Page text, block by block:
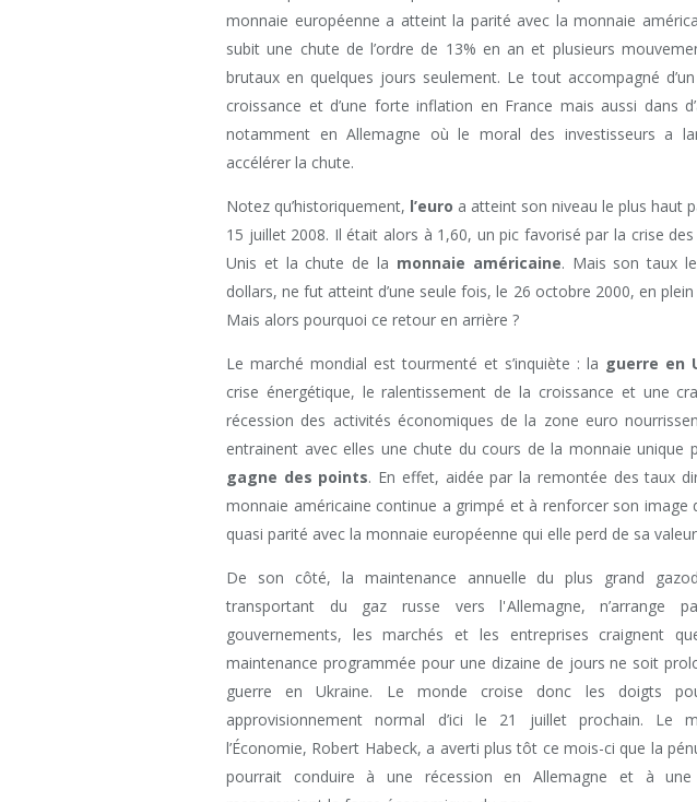
monnaie européenne a atteint la parité avec la monnaie
subit une chute de l’ordre de 13% en an et plusieurs
brutaux en quelques jours seulement. Le tout accompagné
croissance et d’une forte inflation en France mais aussi dans
notamment en Allemagne où le moral des investisseurs a
accélérer la chute.
Notez qu’historiquement, l’euro a atteint son niveau le plus haut
15 juillet 2008. Il était alors à 1,60, un pic favorisé par la crise
Unis et la chute de la monnaie américaine. Mais son taux
dollars, ne fut atteint d’une seule fois, le 26 octobre 2000, en
Mais alors pourquoi ce retour en arrière ?
Le marché mondial est tourmenté et s’inquiète : la guerre en
crise énergétique, le ralentissement de la croissance et une
récession des activités économiques de la zone euro
entrainent avec elles une chute du cours de la monnaie unique
gagne des points. En effet, aidée par la remontée des taux
monnaie américaine continue a grimpé et à renforcer son image
quasi parité avec la monnaie européenne qui elle perd de sa
De son côté, la maintenance annuelle du plus grand
transportant du gaz russe vers l'Allemagne, n’arrange
gouvernements, les marchés et les entreprises craignent
maintenance programmée pour une dizaine de jours ne soit
guerre en Ukraine. Le monde croise donc les doigts
approvisionnement normal d’ici le 21 juillet prochain. Le
l’Économie, Robert Habeck, a averti plus tôt ce mois-ci que la
pourrait conduire à une récession en Allemagne et à